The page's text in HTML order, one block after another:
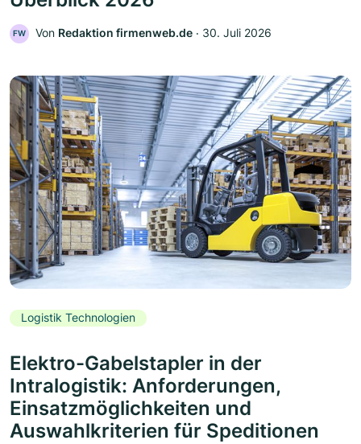
FW Von Redaktion firmenweb.de ‧ 30. Juli 2026
Logistik Technologien
Elektro-Gabelstapler in der
Intralogistik: Anforderungen,
Einsatzmöglichkeiten und
Auswahlkriterien für Speditionen